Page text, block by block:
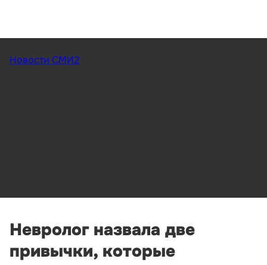
Новости СМИ2
Невролог назвала две
привычки, которые